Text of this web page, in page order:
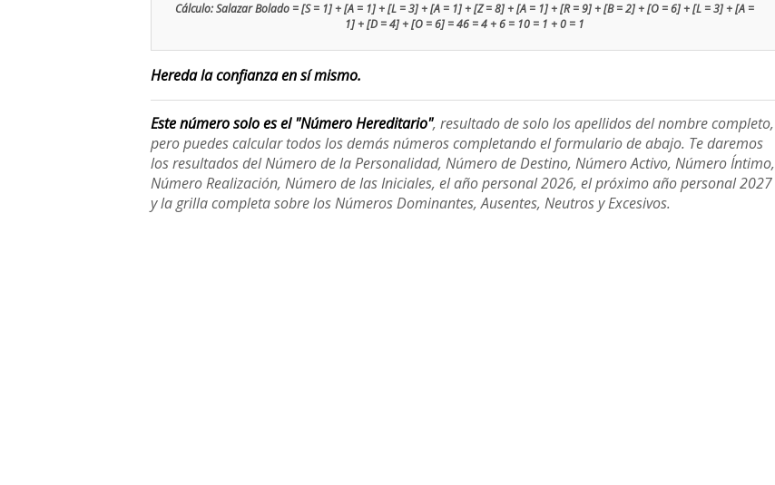
Cálculo: Salazar Bolado = [S = 1] + [A = 1] + [L = 3] + [A = 1] + [Z = 8] + [A = 1] + [R = 9] + [B = 2] + [O = 6] + [L = 3] + [A =
1] + [D = 4] + [O = 6] = 46 = 4 + 6 = 10 = 1 + 0 = 1
Hereda la confianza en sí mismo.
Este número solo es el "Número Hereditario", resultado de solo los apellidos del nombre completo,
pero puedes calcular todos los demás números completando el formulario de abajo. Te daremos
los resultados del Número de la Personalidad, Número de Destino, Número Activo, Número Íntimo,
Número Realización, Número de las Iniciales, el año personal 2026, el próximo año personal 2027
y la grilla completa sobre los Números Dominantes, Ausentes, Neutros y Excesivos.